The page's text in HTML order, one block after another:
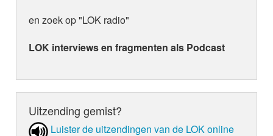
en zoek op "LOK radio"
LOK interviews en fragmenten als Podcast
Uitzending gemist?
Luister de uit­zen­din­gen van de LOK online